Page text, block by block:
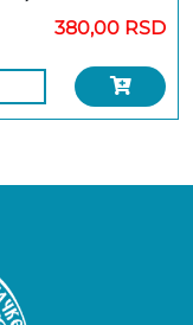
380,00 RSD